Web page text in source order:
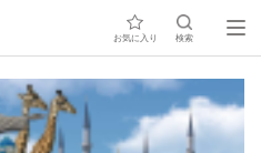
お気に入り 検索